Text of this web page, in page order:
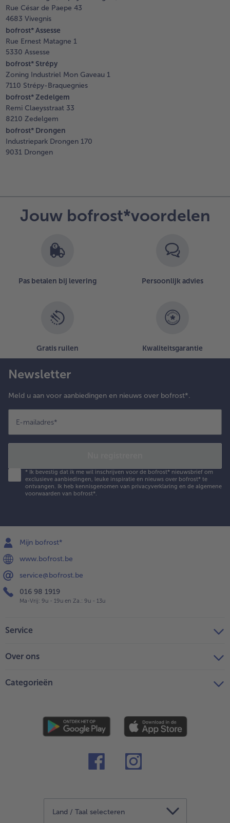
Rue César de Paepe 43
4683 Vivegnis
bofrost* Assesse
Rue Ernest Matagne 1
5330 Assesse
bofrost* Strépy
Zoning Industriel Mon Gaveau 1
7110 Strépy-Braquegnies
bofrost* Zedelgem
Remi Claeysstraat 33
8210 Zedelgem
bofrost* Drongen
Industriepark Drongen 170
9031 Drongen
Jouw bofrost*voordelen
Pas betalen bij levering Persoonlijk advies
Gratis ruilen Kwaliteitsgarantie
Newsletter
Meld u aan voor aanbiedingen en nieuws over bofrost*.
E-mailadres*
* Ik bevestig dat ik me wil inschrijven voor de bofrost* nieuwsbrief om
exclusieve aanbiedingen, leuke inspiratie en nieuws over bofrost* te
ontvangen. Ik heb kennisgenomen van privacyverklaring en de algemene
voorwaarden van bofrost*.
Mijn bofrost*
www.bofrost.be
service@bofrost.be
016 98 1919
Ma-Vrij: 9u - 19u en Za.: 9u - 13u
Service
Over ons
Categorieën
Land / Taal selecteren